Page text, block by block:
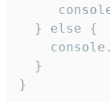
  } else {
  }
}